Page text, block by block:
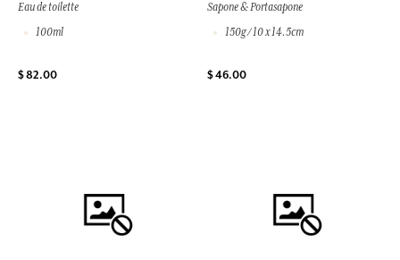
Eau de toilette
100ml
$ 82.00
Sapone & Portasapone
150g / 10 x 14.5cm
$ 46.00